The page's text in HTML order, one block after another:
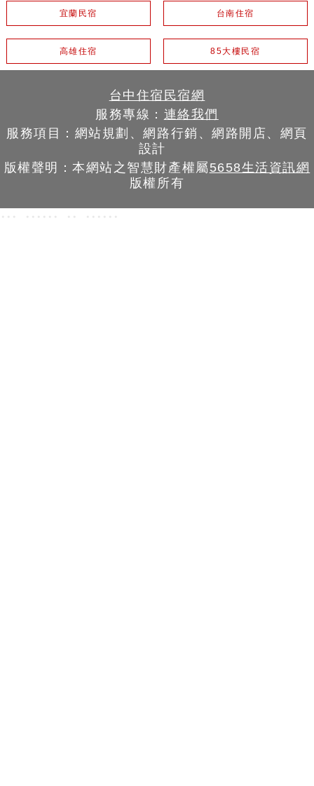
宜蘭民宿 台南住宿
高雄住宿 85大樓民宿
台中住宿民宿網
服務專線： 連絡我們
服務項目：網站規劃、網路行銷、網路開店、網頁
設計
版權聲明：本網站之智慧財產權屬5658生活資訊網
版權所有